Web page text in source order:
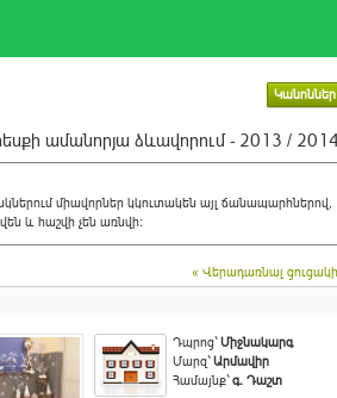
Կանոններ
ամանորյա ձևավորում - 2013 / 2014
միավորներ կկուտակեն այլ ճանապարհներով,
և հաշվի չեն առնվի:
« Վերադառնալ
Դպրոց`Միջնակարգ
Մարզ`Արմավիր
Համայնք`գ. Դաշտ